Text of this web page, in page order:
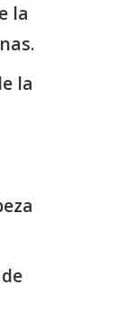
la
la